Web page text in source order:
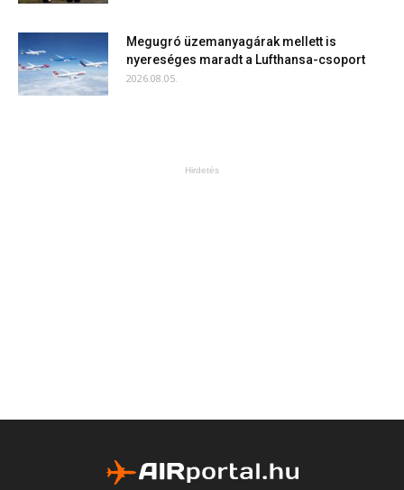
Megugró üzemanyagárak mellett is
nyereséges maradt a Lufthansa-csoport
2026.08.05.
Hirdetés